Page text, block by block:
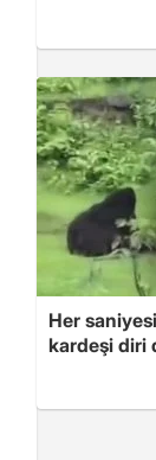
Her
kardeşi diri